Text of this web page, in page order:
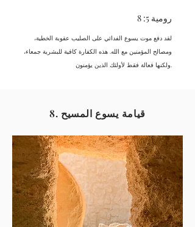
رومية 5: 8
لقد دفع موت يسوع الفدائي على الصليب عقوبة الخطية،
ومصالح المؤمنين مع الله. هذه الكفارة كافية للبشرية جمعاء،
ولكنها فعالة فقط لأولئك الذين يؤمنون.
8. قيامة يسوع المسيح